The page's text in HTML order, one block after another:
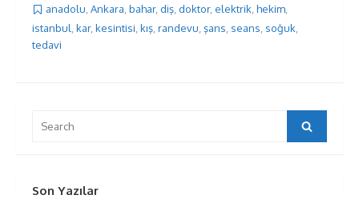
anadolu, Ankara, bahar, diş, doktor, elektrik, hekim,
istanbul kar, kesintisi kış randevu şans seans soğuk
tedavi
for:
Search
Son Yazılar